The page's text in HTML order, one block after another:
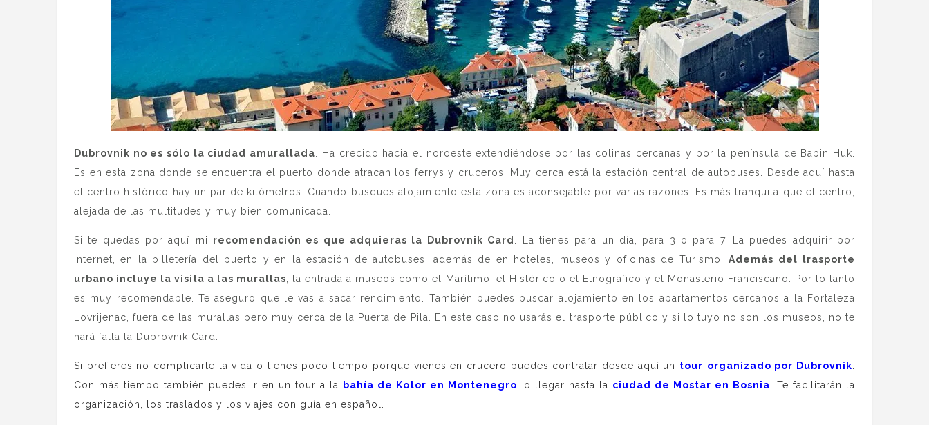
Dubrovnik no es sólo la ciudad amurallada . Ha crecido hacia el noroeste extendiéndose por las colinas cercanas y por la península de Babin Huk.
Es en esta zona donde se encuentra el puerto donde atracan los ferrys y cruceros. Muy cerca está la estación central de autobuses. Desde aquí hasta
el centro histórico hay un par de kilómetros. Cuando busques alojamiento esta zona es aconsejable por varias razones. Es más tranquila que el centro,
alejada de las multitudes y muy bien comunicada.
Si te quedas por aquí mi recomendación es que adquieras la Dubrovnik Card
. La tienes para un día, para 3 o para 7. La puedes adquirir por
Internet, en la billetería del puerto y en la estación de autobuses, además de en hoteles, museos y oficinas de Turismo.Además del trasporte
urbano incluye la visita a las murallas , la entrada a museos como el Marítimo, el Histórico o el Etnográfico y el Monasterio Franciscano. Por lo tanto
es muy recomendable. Te aseguro que le vas a sacar rendimiento. También puedes buscar alojamiento en los apartamentos cercanos a la Fortaleza
Lovrijenac, fuera de las murallas pero muy cerca de la Puerta de Pila. En este caso no usarás el trasporte público y si lo tuyo no son los museos, no te
hará falta la Dubrovnik Card.
Si prefieres no complicarte la vida o tienes poco tiempo porque vienes en crucero puedes contratar desde aquí un tour organizado por Dubrovnik
Con más tiempo también puedes ir en un tour a la bahía de Kotor en Montenegro , o llegar hasta la ciudad de Mostar en Bosnia . Te facilitarán la
organización, los traslados y los viajes con guía en español.